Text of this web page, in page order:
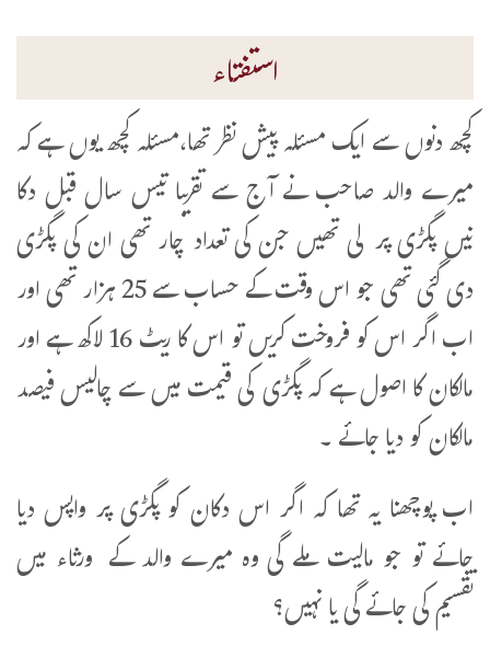
استفتاء
کچھ دنوں سے ایک مسئلہ پیش نظر تھا،مسئلہ کچھ یوں ہے کہ
میرے والد صاحب نے آج سے تقریبا تیس سال قبل دکا
نیں پگڑی پر لی تھیں جن کی تعداد چار تھی ان کی پگڑی
دی گئی تھی جو اس وقت کے حساب سے 25 ہزار تھی اور
اب اگر اس کو فروخت کریں تو اس کا ریٹ 16 لاکھ ہے اور
مالکان کا اصول ہے کہ پگڑی کی قیمت میں سے چالیس فیصد
مالکان کو دیا جائے ۔
اب پوچھنا یہ تھا کہ اگر اس دکان کو پگڑی پر واپس دیا
جائے تو جو مالیت ملے گی وہ میرے والد کے ورثاء میں
تقسیم کی جائے گی یا نہیں؟